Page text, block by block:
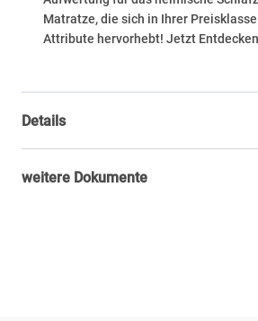
Matratze, die sich in Ihrer
Attribute hervorhebt! Jetzt
Details
weitere Dokumente